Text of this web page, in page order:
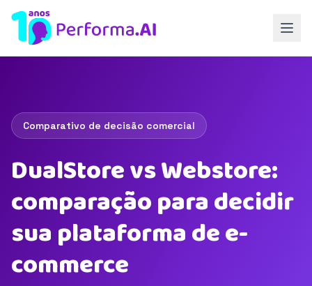
Comparativo de decisão comercial
DualStore vs Webstore:
comparação para decidir
sua plataforma de e-
commerce